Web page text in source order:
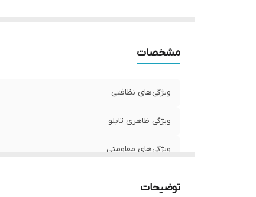
مشخصات
ویژگی‌های نظافتی
ویژگی ظاهری تابلو
ویژگی‌های مقاومتی
توضیحات